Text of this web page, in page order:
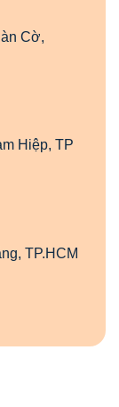
Cờ,
Hiệp, TP
TP.HCM